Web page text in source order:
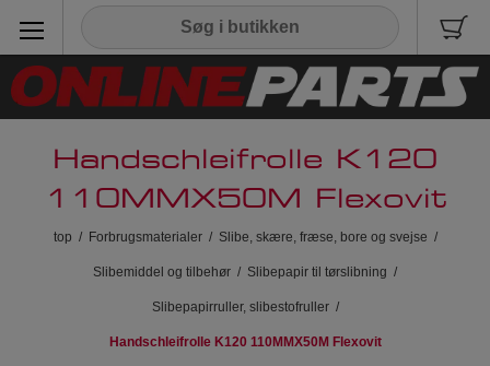
Handschleifrolle K120
110MMX50M Flexovit
top / Forbrugsmaterialer / Slibe, skære, fræse, bore og svejse /
Slibemiddel og tilbehør / Slibepapir til tørslibning /
Slibepapirruller, slibestofruller /
Handschleifrolle K120 110MMX50M Flexovit